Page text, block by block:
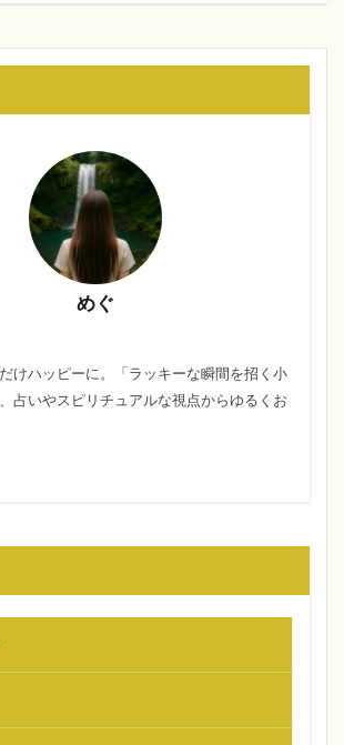
めぐ
けハッピーに。「ラッキーな瞬間を招く小
占いやスピリチュアルな視点からゆるくお